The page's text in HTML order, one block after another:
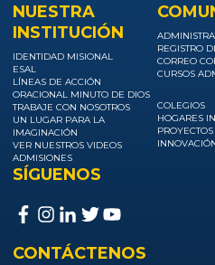
NUESTRA
INSTITUCIÓN
IDENTIDAD MISIONAL
ESAL
LÍNEAS DE ACCIÓN
ORACIONAL MINUTO DE DIOS
TRABAJE CON NOSOTROS
UN LUGAR PARA LA
IMAGINACIÓN
VER NUESTROS VIDEOS
ADMISIONES
REGISTRO
CORREO
CURSOS
COLEGIOS
HOGARES
PROYECTOS
SÍGUENOS
CONTÁCTENOS